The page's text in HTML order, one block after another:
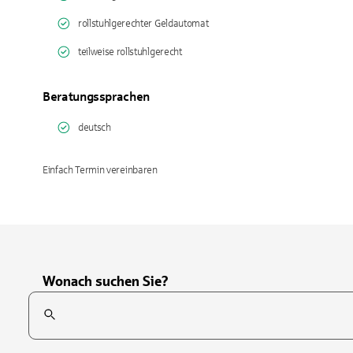
rollstuhlgerechter Geldautomat
teilweise rollstuhlgerecht
Beratungssprachen
deutsch
Einfach Termin vereinbaren
Wonach suchen Sie?
Suchfeld